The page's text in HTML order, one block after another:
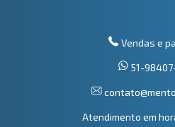
Vendas e
51-
Atendimento em